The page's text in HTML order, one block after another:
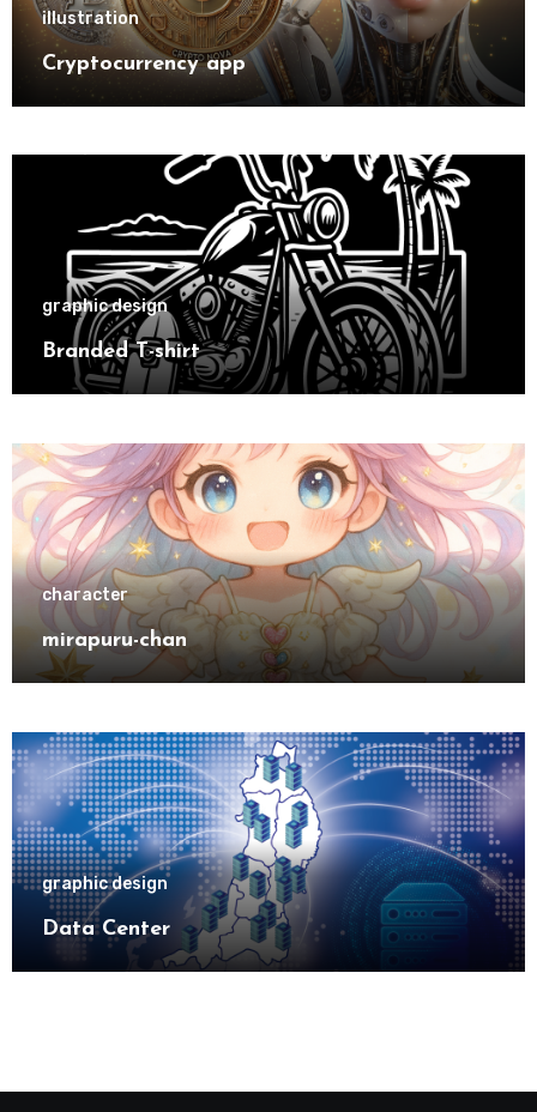
illustration
Cryptocurrency app
graphic design
Branded T-shirt
character
mirapuru-chan
graphic design
Data Center